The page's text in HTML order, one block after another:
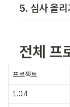
5. 심사 올리
전체 프
프로젝트
1.0.4